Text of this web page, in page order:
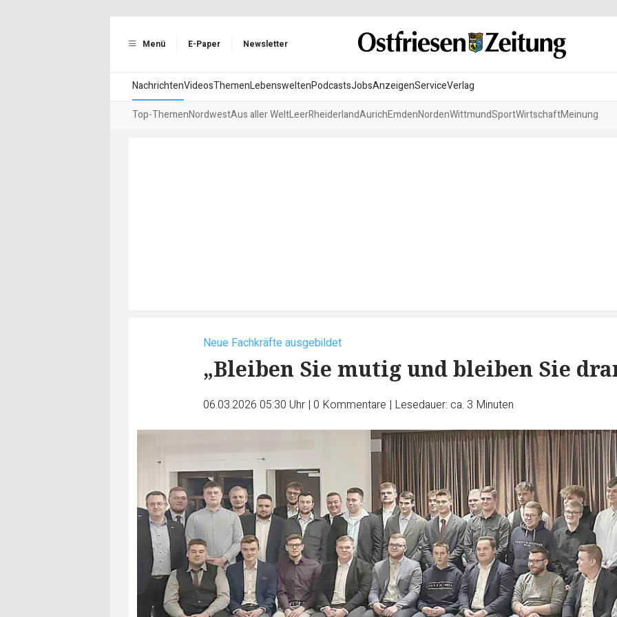
Menü E-Paper Newsletter
NachrichtenVideosThemenLebensweltenPodcastsJobsAnzeigenServiceVerlag
Top-ThemenNordwestAus aller WeltLeerRheiderlandAurichEmdenNordenWittmundSportWirtschaftMeinung
Neue Fachkräfte ausgebildet
„Bleiben Sie mutig und bleiben Sie
06.03.2026 05:30 Uhr | 0 Kommentare | Lesedauer: ca. 3 Minuten